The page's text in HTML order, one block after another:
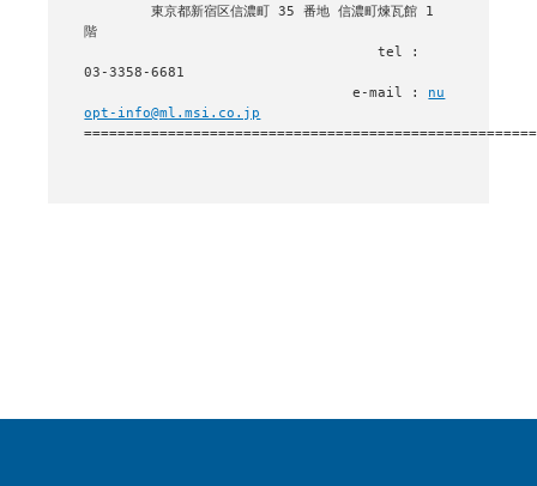
        東京都新宿区信濃町 35 番地 信濃町煉瓦館 1
階
                                   tel :
03-3358-6681
                                e-mail :
nu
opt-info@ml.msi.co.jp